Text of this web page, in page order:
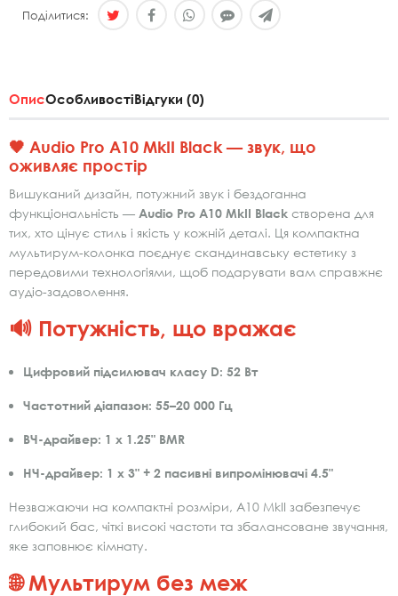
Поділитися:
ОписОсобливостіВідгуки (0)
🖤 Audio Pro A10 MkII Black — звук, що
оживляє простір
Вишуканий дизайн, потужний звук і бездоганна
функціональність — Audio Pro A10 MkII Black створена для
тих, хто цінує стиль і якість у кожній деталі. Ця компактна
мультирум-колонка поєднує скандинавську естетику з
передовими технологіями, щоб подарувати вам справжнє
аудіо-задоволення.
🔊 Потужність, що вражає
Цифровий підсилювач класу D: 52 Вт
Частотний діапазон: 55–20 000 Гц
ВЧ-драйвер: 1 х 1.25" BMR
НЧ-драйвер: 1 х 3" + 2 пасивні випромінювачі 4.5"
Незважаючи на компактні розміри, A10 MkII забезпечує
глибокий бас, чіткі високі частоти та збалансоване звучання,
яке заповнює кімнату.
🌐 Мультирум без меж